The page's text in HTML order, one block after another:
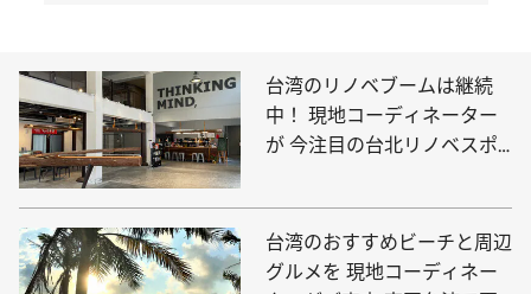
台湾のリノベブームは継続
中！ 現地コーディネーター
が 今注目の台北リノベスポ
台湾のおすすめビーチと周辺
グルメを 現地コーディネー